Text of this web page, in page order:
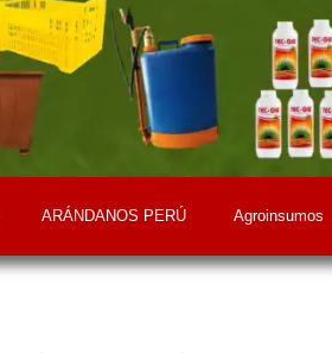
ARÁNDANOS PERÚ Agroinsumos